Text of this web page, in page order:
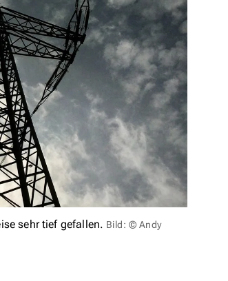
sehr tief gefallen. Bild: © Andy